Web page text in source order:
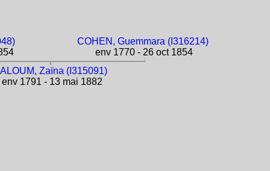
COHEN, Guemmara (I316214)
env 1770 - 26 oct 1854
Zaïna (I315091)
1791 - 13 mai 1882